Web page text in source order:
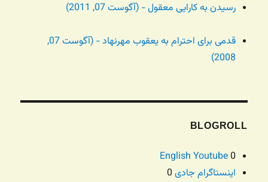
رسیدن به کارایی معقول - (آگوست 07, 2011)
قدمی برای احترام به یعقوب مهرنهاد - (آگوست 07,
2008)
BLOGROLL
English Youtube0
اینستاگرام جادی